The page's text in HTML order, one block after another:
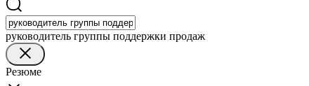
руководитель группы поддержки продаж
Резюме